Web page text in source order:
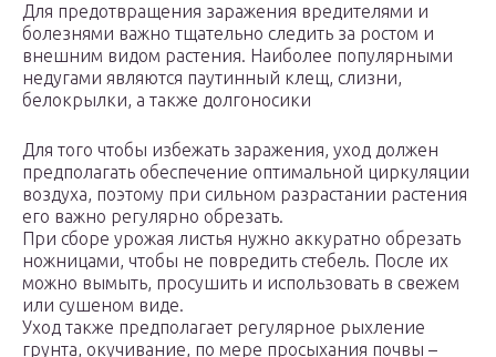
Для предотвращения заражения вредителями и
болезнями важно тщательно следить за ростом и
внешним видом растения. Наиболее популярными
недугами являются паутинный клещ, слизни,
белокрылки, а также долгоносики
Для того чтобы избежать заражения, уход должен
предполагать обеспечение оптимальной циркуляции
воздуха, поэтому при сильном разрастании растения
его важно регулярно обрезать.
При сборе урожая листья нужно аккуратно обрезать
ножницами, чтобы не повредить стебель. После их
можно вымыть, просушить и использовать в свежем
или сушеном виде.
Уход также предполагает регулярное рыхление
грунта, окучивание, по мере просыхания почвы –